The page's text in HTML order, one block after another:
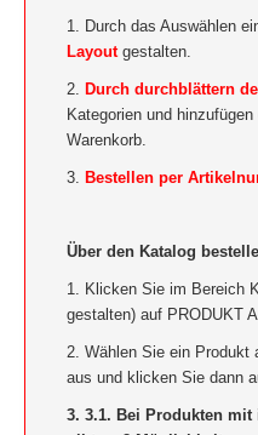
1. Durch das Auswählen
Layoutgestalten.
2. Durch durchblättern
Kategorien und
Warenkorb.
3. Bestellen per
Über den Katalog
1. Klicken Sie im Bereich
gestalten) auf PRODUKT
2. Wählen Sie ein Produkt
aus und klicken Sie dann
3. 3.1. Bei Produkten